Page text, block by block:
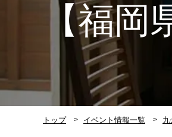
【福
トップ イベント情報一覧 九